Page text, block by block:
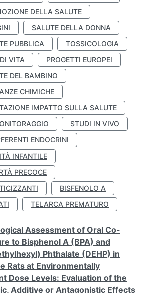
DELLA SALUTE
SALUTE DELLA DONNA
PUBBLICA
TOSSICOLOGIA
VITA
PROGETTI EUROPEI
DEL BAMBINO
CHIMICHE
IMPATTO SULLA SALUTE
STUDI IN VIVO
ENDOCRINI
INFANTILE
PRECOCE
BISFENOLO A
TELARCA PREMATURO
Assessment of Oral Co-
to Bisphenol A (BPA) and
Phthalate (DEHP) in
Rats at Environmentally
Dose Levels: Evaluation of the
Additive or Antagonistic Effects